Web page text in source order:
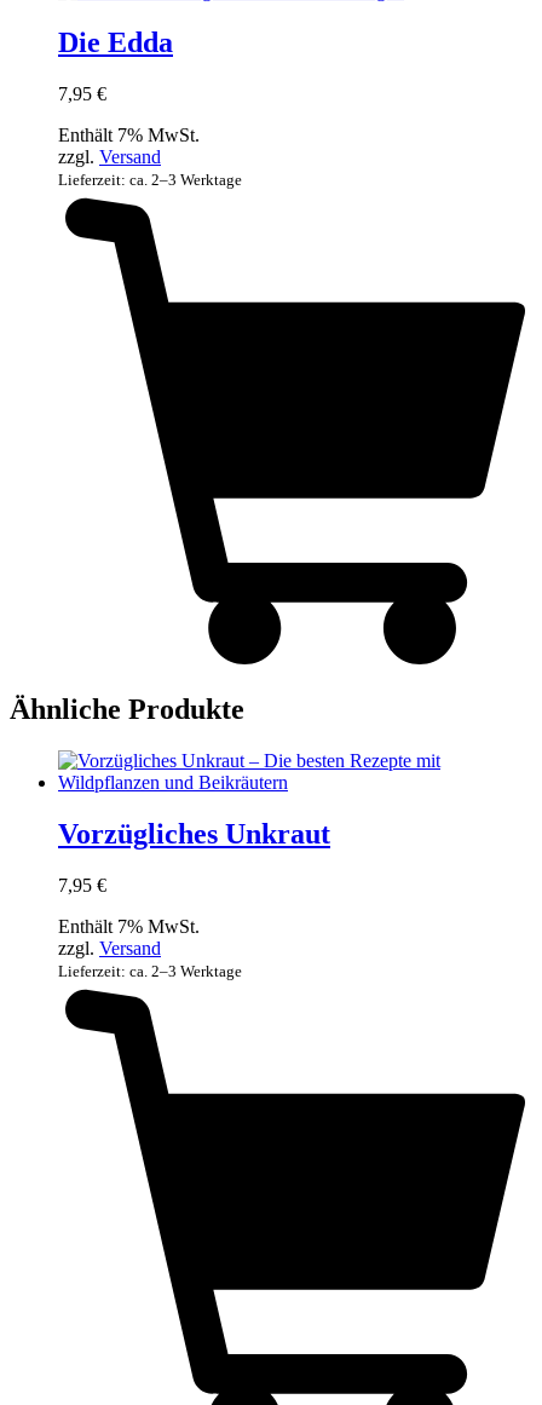
Die Edda
7,95 €
Enthält 7% MwSt.
zzgl. Versand
Lieferzeit: ca. 2–3 Werktage
Ähnliche Produkte
Vorzügliches Unkraut
7,95 €
Enthält 7% MwSt.
zzgl. Versand
Lieferzeit: ca. 2–3 Werktage